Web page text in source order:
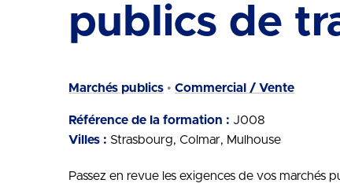
publics de
Marchés publics Commercial / Vente
Référence de la formation : J008
Villes : Strasbourg Colmar Mulhouse
Passez en revue les exigences de vos marchés